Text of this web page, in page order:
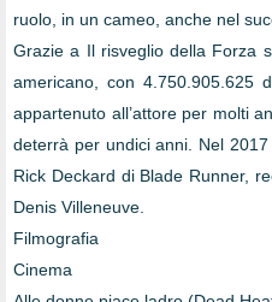
ruolo, in un cameo, anche nel
Grazie a Il risveglio della Forza
americano, con 4.750.905.625
appartenuto all’attore per molti
deterrà per undici anni. Nel
Rick Deckard di Blade Runner,
Denis Villeneuve.
Filmografia
Cinema